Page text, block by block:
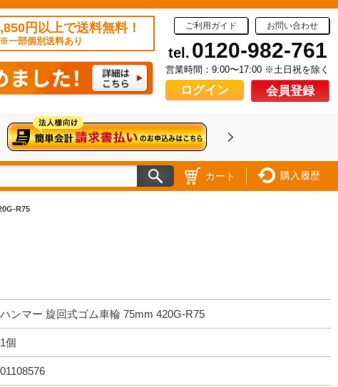
円以上で送料無料！
※一部個別送料あり
ご利用ガイド お問い合わせ
tel. 0120-982-761
営業時間：9:00〜17:00 ※土日祝を除く
ログイン 会員登録
カート 購入履歴
R75
ハンマー 旋回式ゴム車輪 75mm 420G-R75
1個
01108576